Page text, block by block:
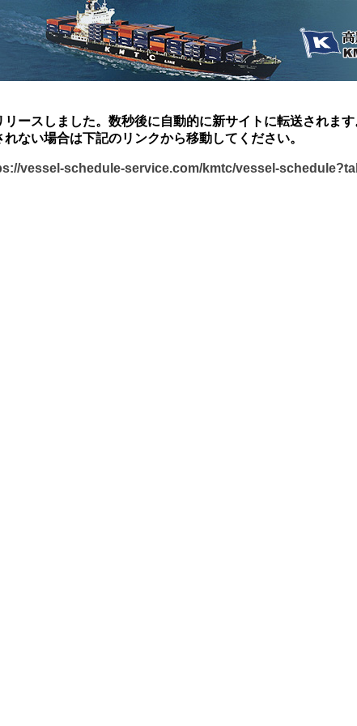
ースしました。数秒後に自動的に新サイトに転送されます
れない場合は下記のリンクから移動してください。
vessel-schedule-service.com/kmtc/vessel-